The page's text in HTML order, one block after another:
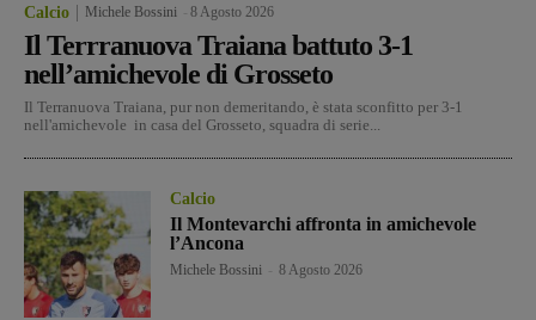
Calcio Michele Bossini 8 Agosto 2026
Il Terrranuova Traiana battuto 3-1
nell’amichevole di Grosseto
Il Terranuova Traiana, pur non demeritando, è stata sconfitto per 3-1
nell'amichevole in casa del Grosseto, squadra di serie...
Calcio
Il Montevarchi affronta in amichevole
l’Ancona
Michele Bossini 8 Agosto 2026